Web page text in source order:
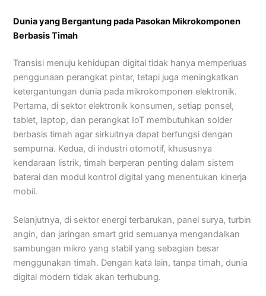
Dunia yang Bergantung pada Pasokan Mikrokomponen
Berbasis Timah
Transisi menuju kehidupan digital tidak hanya memperluas
penggunaan perangkat pintar, tetapi juga meningkatkan
ketergantungan dunia pada mikrokomponen elektronik.
Pertama, di sektor elektronik konsumen, setiap ponsel,
tablet, laptop, dan perangkat IoT membutuhkan solder
berbasis timah agar sirkuitnya dapat berfungsi dengan
sempurna. Kedua, di industri otomotif, khususnya
kendaraan listrik, timah berperan penting dalam sistem
baterai dan modul kontrol digital yang menentukan kinerja
mobil.
Selanjutnya, di sektor energi terbarukan, panel surya, turbin
angin, dan jaringan smart grid semuanya mengandalkan
sambungan mikro yang stabil yang sebagian besar
menggunakan timah. Dengan kata lain, tanpa timah, dunia
digital modern tidak akan terhubung.